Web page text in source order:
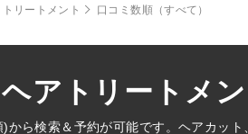
トリートメント 口コミ数順（すべて）
アトリートメ
から検索＆予約が可能です。ヘアカッ